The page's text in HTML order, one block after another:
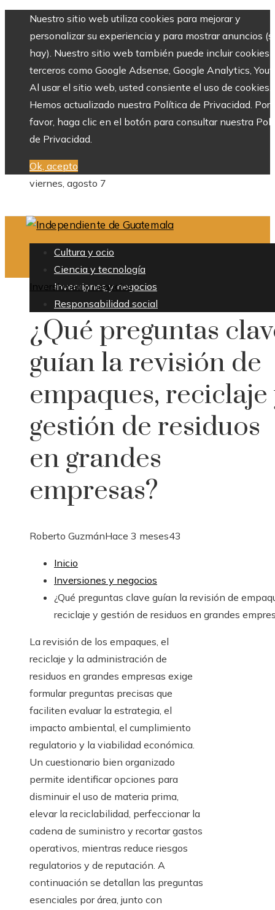
Nuestro sitio web utiliza cookies para mejorar y
personalizar su experiencia y para mostrar anuncios
hay). Nuestro sitio web también puede incluir cookies
terceros como Google Adsense, Google Analytics,
Al usar el sitio web, usted consiente el uso de cookies.
Hemos actualizado nuestra Política de Privacidad. Por
favor, haga clic en el botón para consultar nuestra
de Privacidad.
Ok, acepto
viernes, agosto 7
Cultura y ocio
Ciencia y tecnología
Inversiones y negocios
Responsabilidad social
Inversiones y negocios
¿Qué preguntas
guían la revisión de
empaques, reciclaje
gestión de residuos
en grandes
empresas?
Roberto GuzmánHace 3 meses43
Inicio
Inversiones y negocios
¿Qué preguntas clave guían la revisión de
reciclaje y gestión de residuos en grandes
La revisión de los empaques, el
reciclaje y la administración de
residuos en grandes empresas exige
formular preguntas precisas que
faciliten evaluar la estrategia, el
impacto ambiental, el cumplimiento
regulatorio y la viabilidad económica.
Un cuestionario bien organizado
permite identificar opciones para
disminuir el uso de materia prima,
elevar la reciclabilidad, perfeccionar la
cadena de suministro y recortar gastos
operativos, mientras reduce riesgos
regulatorios y de reputación. A
continuación se detallan las preguntas
esenciales por área, junto con